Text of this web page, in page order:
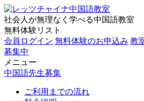
社会人が無理なく学べる中国語教室
無料体験リスト
会員ログイン 無料体験のお申込み 教
募集中
メニュー
中国語先生募集
ご利用までの流れ